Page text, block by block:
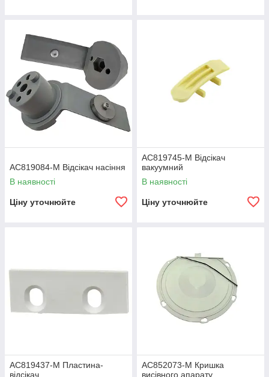
AC819084-M Відсікач насіння
В наявності
Ціну уточнюйте
AC819745-M Відсікач
вакуумний
В наявності
Ціну уточнюйте
AC819437-M Пластина-
відсікач
AC852073-M Кришка
висівного апарату